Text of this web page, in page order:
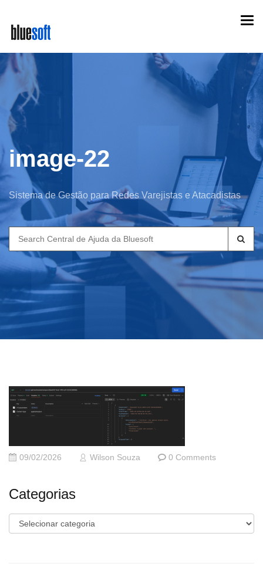
main
content
image-22
Sistema de Gestão para Redes Varejistas e Atacadistas
Search
for:
09/02/2026 Wilson Souza 0 Comments
Categorias
Categorias